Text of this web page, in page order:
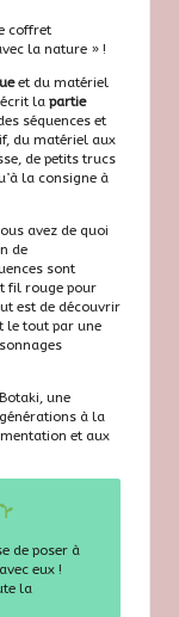
coffret
la nature » !
et du matériel
la partie
séquences et
du matériel aux
de petits trucs
la consigne à
avez de quoi
de
sont
fil rouge pour
est de découvrir
le tout par une
Botaki , une
à la
et aux
de poser à
eux !
la